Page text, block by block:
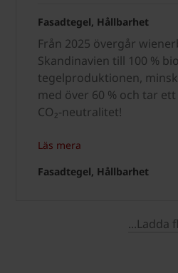
Fasadtegel, Hållbarhet
Från 2025 övergår
Skandinavien till 100 %
tegelproduktionen,
med över 60 % och tar
CO₂-neutralitet!
Läs mera
Fasadtegel, Hållbarhet
...Ladda